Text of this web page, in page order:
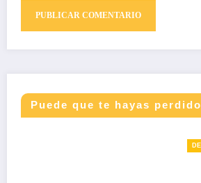
Puede que te hayas perdido